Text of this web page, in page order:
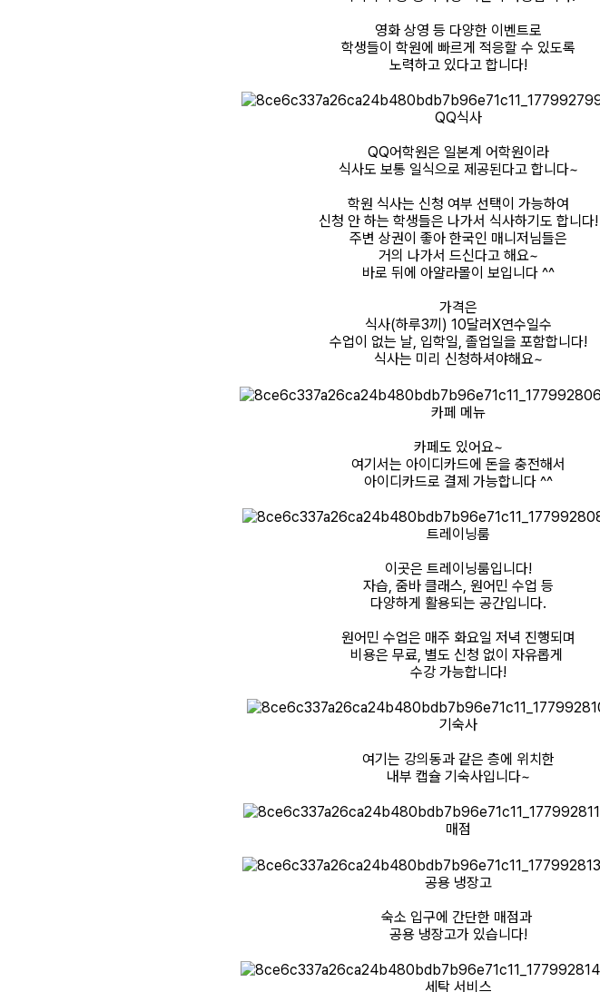
영화 상영 등 다양한 이벤트로
학생들이 학원에 빠르게 적응할 수 있도록
노력하고 있다고 합니다!
QQ식사
QQ어학원은 일본계 어학원이라
식사도 보통 일식으로 제공된다고 합니다~
학원 식사는 신청 여부 선택이 가능하여
신청 안 하는 학생들은 나가서 식사하기도 합니다!
주변 상권이 좋아 한국인 매니저님들은
거의 나가서 드신다고 해요~
바로 뒤에 아얄라몰이 보입니다 ^^
가격은
식사(하루3끼) 10달러X연수일수
수업이 없는 날, 입학일, 졸업일을 포함합니다!
식사는 미리 신청하셔야해요~
카페 메뉴
카페도 있어요~
여기서는 아이디카드에 돈을 충전해서
아이디카드로 결제 가능합니다 ^^
트레이닝룸
이곳은 트레이닝룸입니다!
자습, 줌바 클래스, 원어민 수업 등
다양하게 활용되는 공간입니다.
원어민 수업은 매주 화요일 저녁 진행되며
비용은 무료, 별도 신청 없이 자유롭게
수강 가능합니다!
기숙사
여기는 강의동과 같은 층에 위치한
내부 캡슐 기숙사입니다~
매점
공용 냉장고
숙소 입구에 간단한 매점과
공용 냉장고가 있습니다!
세탁 서비스